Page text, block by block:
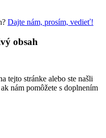
Dajte nám, prosím, vedieť!
obsah
tejto stránke alebo ste našli
nám pomôžete s doplnením